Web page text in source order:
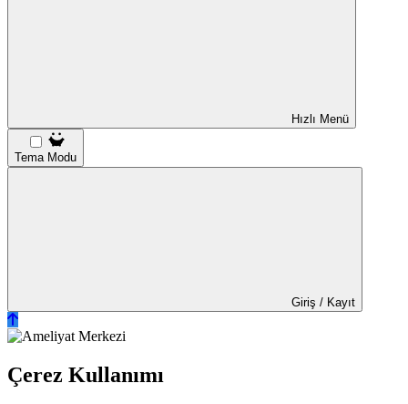
Hızlı Menü
Tema Modu
Giriş / Kayıt
Çerez Kullanımı